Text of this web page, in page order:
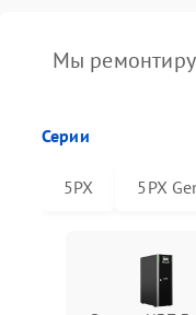
Мы
Серии
5PX 5PX